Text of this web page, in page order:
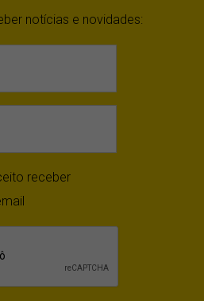
notícias e novidades:
receber